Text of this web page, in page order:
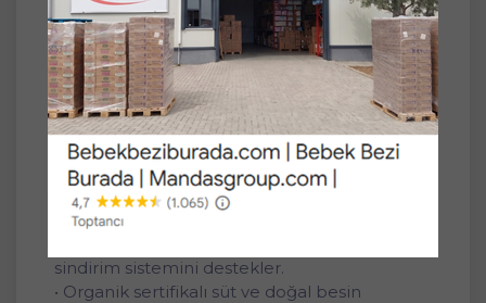
yardımcı olur. Vitamin ve mineral açısından
zenginleştirilmiş formülü, bebeğin büyüme
sürecine katkıda bulunur. Kolay karışan
yapısıyla pratik kullanım sağlayan bu ürün,
anne sütünden ilham alan dengeli formülüyle
öne çıkar.
Özellikler ve Faydaları:
• 6. aydan itibaren uygun organik içerikli
devam sütü.
sindirim sistemini destekler.
• Organik sertifikalı süt ve doğal besin